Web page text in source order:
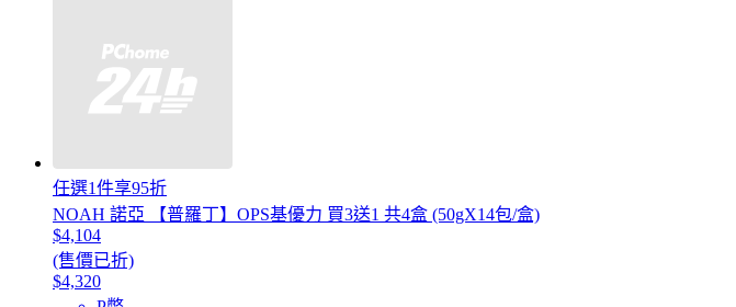
任選1件享95折
NOAH 諾亞 【普羅丁】OPS基優力 買3送1 共4盒 (50gX14包/盒)
$4,104
(售價已折)
$4,320